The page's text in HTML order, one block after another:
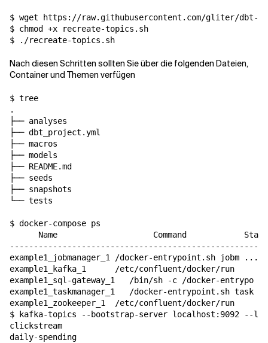
$ wget https://raw.githubusercontent.com/gliter/dbt-
$ chmod +x recreate-topics.sh
$ ./recreate-topics.sh
Nach diesen Schritten sollten Sie über die folgenden Dateien,
Container und Themen verfügen
$ tree
.
├── analyses
├── dbt_project.yml
├── macros
├── models
├── README.md
├── seeds
├── snapshots
└── tests
$ docker-compose ps
Name                    Command
example1_jobmanager_1 /docker-entrypoint.sh
example1_kafka_1      /etc/confluent/docker/
example1_sql-gateway_1   /bin/sh -c /docker-
example1_taskmanager_1   /
example1_zookeeper_1  /etc/confluent/docker/
$ kafka-topics --bootstrap-server localhost:9092 --
clickstream
daily-spending